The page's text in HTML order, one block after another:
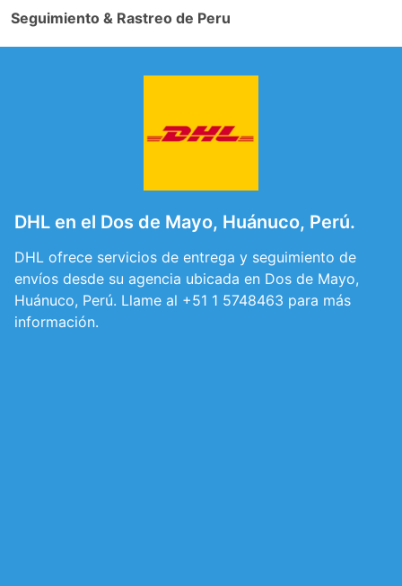
Seguimiento & Rastreo de Peru
DHL en el Dos de Mayo, Huánuco, Perú.
DHL ofrece servicios de entrega y seguimiento de
envíos desde su agencia ubicada en Dos de Mayo,
Huánuco, Perú. Llame al +51 1 5748463 para más
información.